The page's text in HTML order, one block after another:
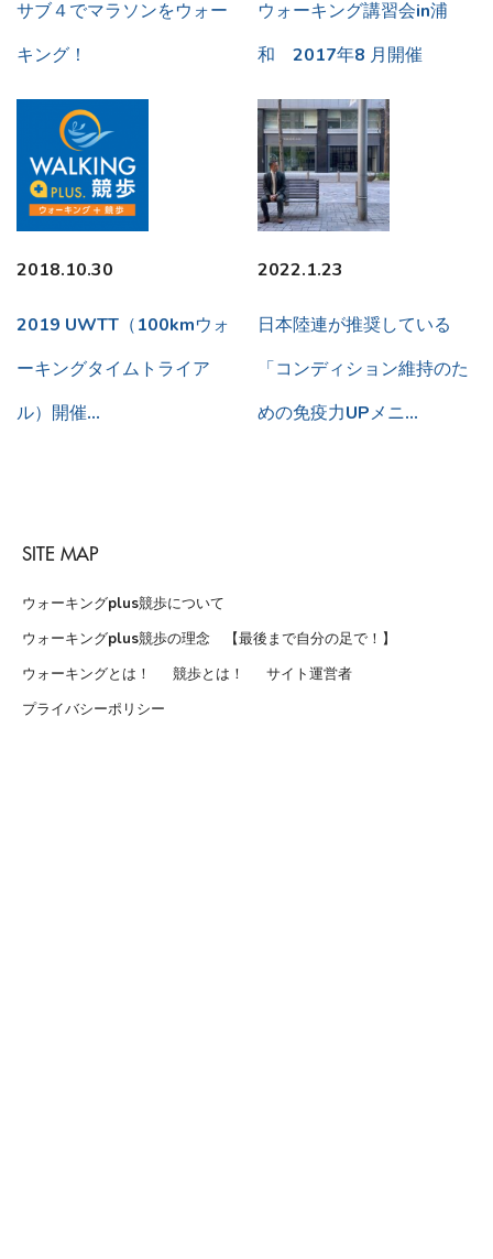
サブ４でマラソンをウォー
キング！
ウォーキング講習会in浦
和 2017年8 月開催
2018.10.30
2019 UWTT（100kmウォ
ーキングタイムトライア
ル）開催…
2022.1.23
日本陸連が推奨している
「コンディション維持のた
めの免疫力UPメニ…
SITE MAP
ウォーキングplus競歩について
ウォーキングplus競歩の理念 【最後まで自分の足で！】
ウォーキングとは！
競歩とは！
サイト運営者
プライバシーポリシー